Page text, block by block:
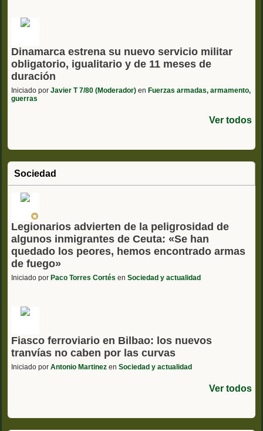
Dinamarca estrena su nuevo servicio militar
obligatorio, igualitario y de 11 meses de
duración
Iniciado por Javier T 7/80 (Moderador) en Fuerzas armadas, armamento,
guerras
Ver todos
Sociedad
Legionarios advierten de la peligrosidad de
algunos inmigrantes de Ceuta: «Se han
quedado los peores, hemos encontrado armas
de fuego»
Iniciado por Paco Torres Cortés en Sociedad y actualidad
Fiasco ferroviario en Bilbao: los nuevos
tranvías no caben por las curvas
Iniciado por Antonio Martinez en Sociedad y actualidad
Ver todos